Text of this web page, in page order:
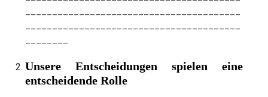
Unsere Entscheidungen spielen eine
entscheidende Rolle